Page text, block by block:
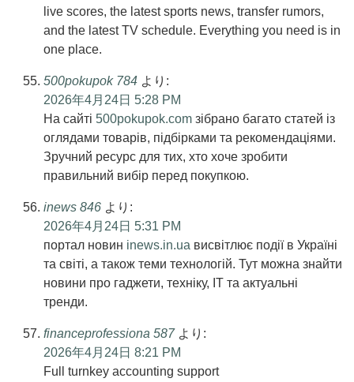
live scores, the latest sports news, transfer rumors,
and the latest TV schedule. Everything you need is in
one place.
500pokupok 784 より:
2026年4月24日 5:28 PM
На сайті 500pokupok.com зібрано багато статей із
оглядами товарів, підбірками та рекомендаціями.
Зручний ресурс для тих, хто хоче зробити
правильний вибір перед покупкою.
inews 846 より:
2026年4月24日 5:31 PM
портал новин inews.in.ua висвітлює події в Україні
та світі, а також теми технологій. Тут можна знайти
новини про гаджети, техніку, ІТ та актуальні
тренди.
financeprofessiona 587 より:
2026年4月24日 8:21 PM
Full turnkey accounting support